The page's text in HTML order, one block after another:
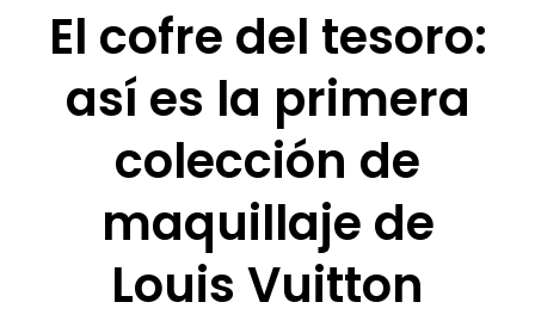
El cofre del tesoro:
así es la primera
colección de
maquillaje de
Louis Vuitton